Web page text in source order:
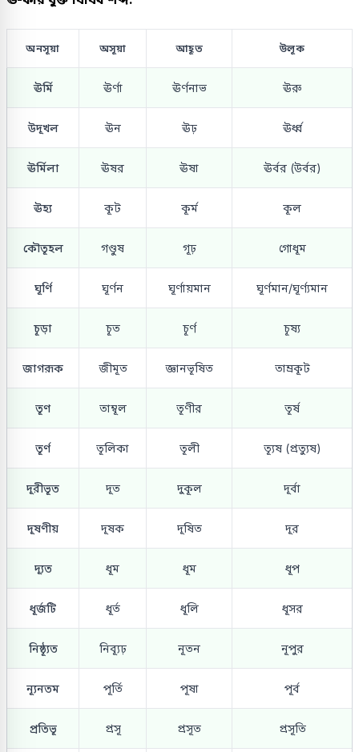
অনসূয়া অসূয়া আহূত উলূক
ঊর্মি ঊর্ণা ঊর্ণনাভ ঊরু
উদূখল ঊন ঊঢ় ঊর্ধ্ব
ঊর্মিলা ঊষর ঊষা ঊর্বর (উর্বর)
ঊহ্য কূট কূর্ম কূল
কৌতূহল গণ্ডুষ গূঢ় গোধূম
ঘূর্ণি ঘূর্ণন ঘূর্ণায়মান ঘূর্ণমান/ঘূর্ণ্যমান
চূড়া চূত চূর্ণ চূষ্য
জাগরূক জীমূত জ্ঞানভূষিত তাম্রকূট
তূণ তাম্বূল তূণীর তূর্ষ
তূর্ণ তূলিকা তূলী ত্যূষ (প্রত্যুষ)
দূরীভূত দূত দুকূল দূর্বা
দূষণীয় দূষক দূষিত দূর
দ্যূত ধূম ধূম ধূপ
ধূর্জটি ধূর্ত ধূলি ধূসর
নিষ্ঠ্যূত নিব্যূঢ় নূতন নূপুর
ন্যূনতম পূর্তি পূষা পূর্ব
প্রতিভূ প্রসূ প্রসূত প্রসূতি